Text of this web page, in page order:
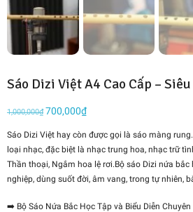
Sáo Dizi Việt A4 Cao Cấp – Siêu
1,000,000₫ Giá
là:
1,000,000₫.
700,000₫Giá
tại
là:
700,000₫.
Sáo Dizi Việt hay còn được gọi là sáo màng rung.
loại nhạc, đặc biệt là nhạc trung hoa, nhạc trữ
Thần thoại, Ngắm hoa lệ rơi.Bộ sáo Dizi nứa bắc
nghiệp, dùng suốt đời, âm vang, trong tự nhiên,
➡️ Bộ Sáo Nứa Bắc Học Tập và Biểu Diễn